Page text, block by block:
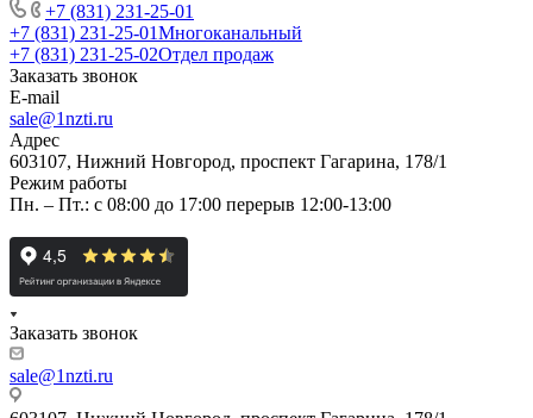
+7 (831) 231-25-01
+7 (831) 231-25-01Многоканальный
+7 (831) 231-25-02Отдел продаж
Заказать звонок
E-mail
sale@1nzti.ru
Адрес
603107, Нижний Новгород, проспект Гагарина, 178/1
Режим работы
Пн. – Пт.: с 08:00 до 17:00 перерыв 12:00-13:00
Заказать звонок
sale@1nzti.ru